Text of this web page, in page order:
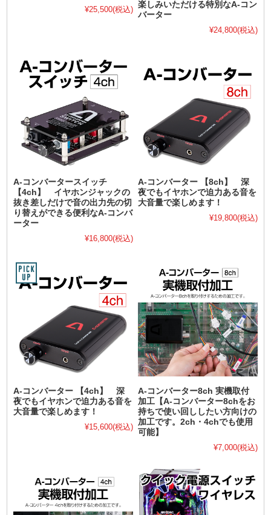
¥25,500(税込)
楽しみいただける特別なA-コン
バーター
¥24,800(税込)
A-コンバータースイッチ
【4ch】 イヤホンジャックの
抜き差しだけで音の出力先の切
り替えができる便利なA-コンバ
ーター
¥16,800(税込)
A-コンバーター 【8ch】 深
夜でもイヤホンで迫力ある音を
大音量で楽しめます！
¥19,800(税込)
A-コンバーター 【4ch】 深
夜でもイヤホンで迫力ある音を
大音量で楽しめます！
¥15,600(税込)
A-コンバーター8ch 実機取付
加工【A-コンバーター8chをお
持ちで使い回ししたい方向けの
加工です。2ch・4chでも使用
可能】
¥7,000(税込)